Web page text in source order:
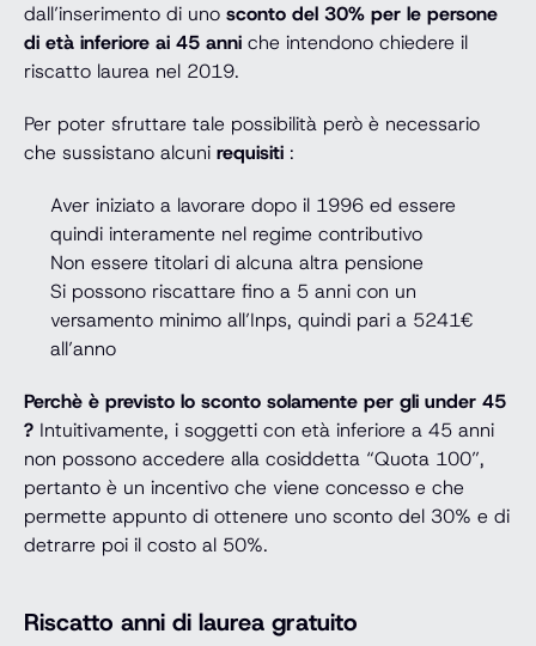
dall’inserimento di uno sconto del 30% per le persone
di età inferiore ai 45 anni che intendono chiedere il
riscatto laurea nel 2019.
Per poter sfruttare tale possibilità però è necessario
che sussistano alcuni requisiti :
Aver iniziato a lavorare dopo il 1996 ed essere
quindi interamente nel regime contributivo
Non essere titolari di alcuna altra pensione
Si possono riscattare fino a 5 anni con un
versamento minimo all’Inps, quindi pari a 5241€
all’anno
Perchè è previsto lo sconto solamente per gli under 45
? Intuitivamente, i soggetti con età inferiore a 45 anni
non possono accedere alla cosiddetta “Quota 100”,
pertanto è un incentivo che viene concesso e che
permette appunto di ottenere uno sconto del 30% e di
detrarre poi il costo al 50%.
Riscatto anni di laurea gratuito